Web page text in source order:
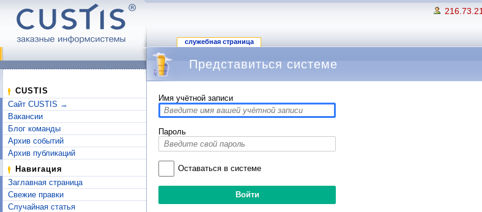
служебная страница
CUSTIS
Сайт CUSTIS →
Вакансии
Блог команды
Архив событий
Архив публикаций
Навигация
Заглавная страница
Свежие правки
Случайная статья
Представиться системе
Имя учётной записи
Пароль
Оставаться в системе